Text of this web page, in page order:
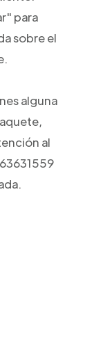
para
sobre el
alguna
al